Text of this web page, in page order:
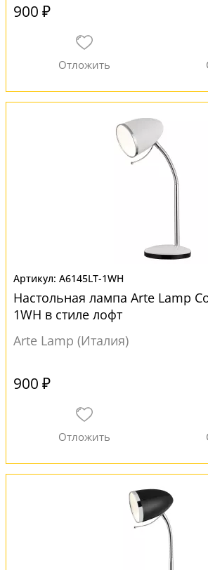
900 ₽
A6145LT-1WH
Настольная лампа Arte Lamp
1WH в стиле лофт
Arte Lamp (Италия)
900 ₽